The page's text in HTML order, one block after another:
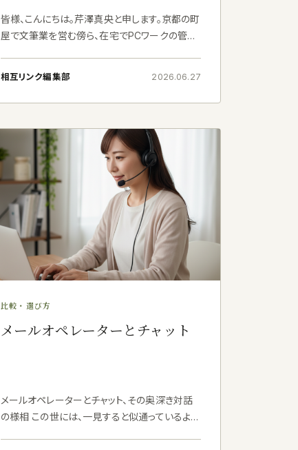
皆様、こんにちは。芹澤真央と申します。京都の町
屋で文筆業を営む傍ら、在宅でPCワークの管理
自宅の書
相互リンク編集部 2026.06.27
比較・選び方
メールオペレーターとチャット
メールオペレーターとチャット、その奥深き対話
の様相 この世には、一見すると似通っているよう